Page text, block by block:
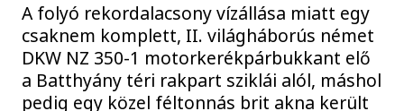
A folyó rekordalacsony vízállása miatt egy
csaknem komplett, II. világháborús német
DKW NZ 350-1 motorkerékpárbukkant elő
a Batthyány téri rakpart sziklái alól, máshol
pedig egy közel féltonnás brit akna került